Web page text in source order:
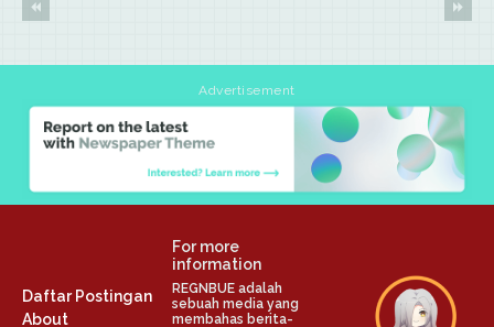
Advertisement
Daftar Postingan
About
For more
information
REGNBUE adalah
sebuah media yang
membahas berita-